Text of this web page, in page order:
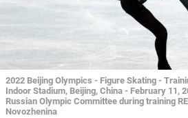
2022 Beijing Olympics - Figure Skating -
Indoor Stadium, Beijing, China - February 11,
Russian Olympic Committee during training
Novozhenina